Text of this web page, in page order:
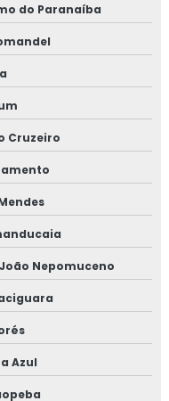
norma FSSC 22000
laboratórios
do Paranaíba
Cruzeiro
Nepomuceno
Azul